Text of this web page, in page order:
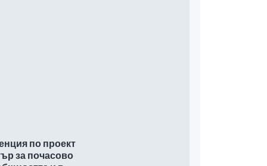
по проект
за почасово